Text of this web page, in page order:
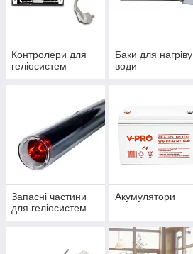
Контролери для
геліосистем
Баки для нагріву
води
Запасні частини
для геліосистем
Акумулятори